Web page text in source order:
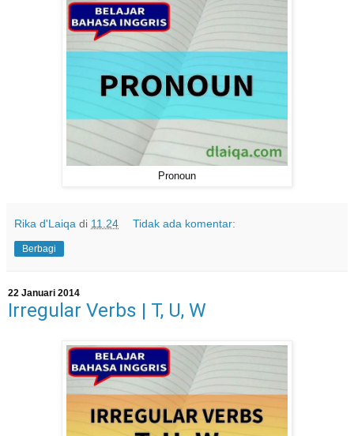
Pronoun
Rika d'Laiqa di 11.24 Tidak ada komentar:
Berbagi
22 Januari 2014
Irregular Verbs | T, U, W